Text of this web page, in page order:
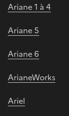
Ariane 1 à 4
Ariane 5
Ariane 6
ArianeWorks
Ariel